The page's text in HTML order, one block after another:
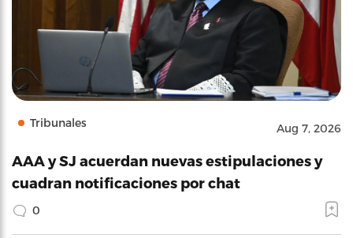
Tribunales Aug 7, 2026
AAA y SJ acuerdan nuevas estipulaciones y
cuadran notificaciones por chat
0